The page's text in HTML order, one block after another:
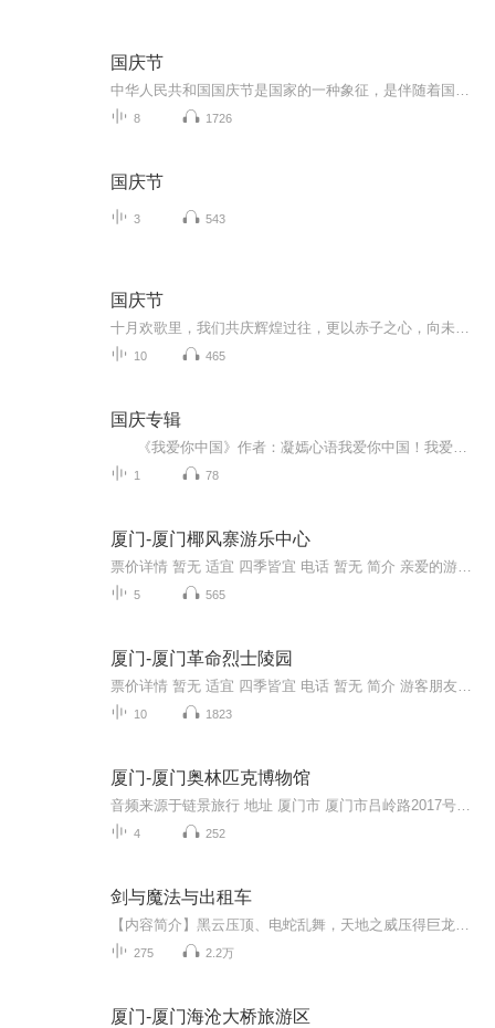
国庆节
8 1726
国庆节
3 543
国庆节
10 465
国庆专辑
1 78
厦门-厦门椰风寨游乐中心
5 565
厦门-厦门革命烈士陵园
10 1823
厦门-厦门奥林匹克博物馆
4 252
剑与魔法与出租车
275 2.2万
厦门-厦门海沧大桥旅游区